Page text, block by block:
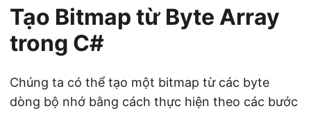
Tạo Bitmap từ Byte Array
trong C#
Chúng ta có thể tạo một bitmap từ các byte
dòng bộ nhớ bằng cách thực hiện theo các bước